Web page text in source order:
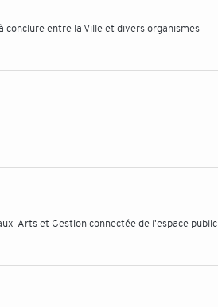
conclure entre la Ville et divers organismes
Arts et Gestion connectée de l'espace public